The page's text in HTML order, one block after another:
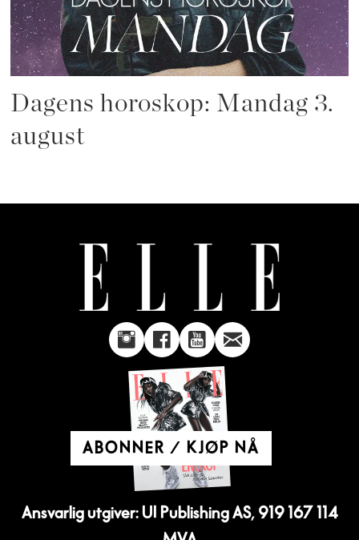
Dagens horoskop: Mandag 3.
august
ABONNER / KJØP NÅ
Ansvarlig utgiver: UI Publishing AS, 919 167 114